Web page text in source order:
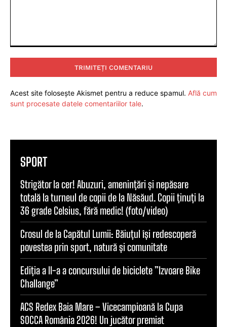
Acest site folosește Akismet pentru a reduce spamul. Află cum
sunt procesate datele comentariilor tale.
SPORT
Strigător la cer! Abuzuri, amenințări și nepăsare
totală la turneul de copii de la Năsăud. Copii ținuți la
36 grade Celsius, fără medic! (foto/video)
Crosul de la Capătul Lumii: Băiuțul își redescoperă
povestea prin sport, natură și comunitate
Ediția a II-a a concursului de biciclete ”Izvoare Bike
Challange”
ACS Redex Baia Mare – Vicecampioană la Cupa
SOCCA România 2026! Un jucător premiat